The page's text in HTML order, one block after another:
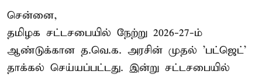
சென்னை,
தமிழக சட்டசபையில் நேற்று 2026-27-ம்
ஆண்டுக்கான த.வெ.க. அரசின் முதல் 'பட்ஜெட்'
தாக்கல் செய்யப்பட்டது. இன்று சட்டசபையில்